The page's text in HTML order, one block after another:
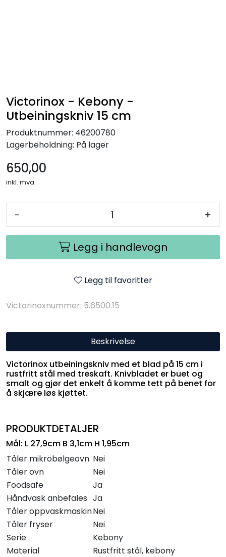
Victorinox - Kebony -
Utbeiningskniv 15 cm
Produktnummer: 46200780
Lagerbeholdning: På lager
650,00
inkl. mva.
- +
Legg i handlevogn
Legg til favoritter
Victorinoxnummer: 5.6500.15
Beskrivelse
Victorinox utbeiningskniv med et blad på 15 cm i
rustfritt stål med treskaft. Knivbladet er buet og
smalt og gjør det enkelt å komme tett på benet for
å skjære løs kjøttet.
PRODUKTDETALJER
Mål: L 27,9cm B 3,1cm H 1,95cm
Tåler mikrobølgeovn Nei
Tåler ovn
Nei
Foodsafe
Ja
Håndvask anbefales Ja
Tåler oppvaskmaskinNei
Tåler fryser
Nei
Serie
Kebony
Material
Rustfritt stål, kebony